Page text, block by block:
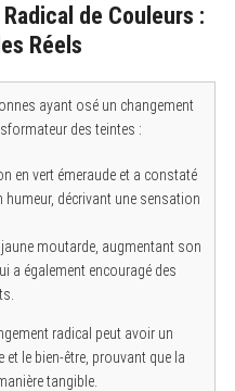
de Couleurs :
Réels
ayant osé un changement
des teintes :
en vert émeraude et a constaté
décrivant une sensation
moutarde, augmentant son
a également encouragé des
radical peut avoir un
le bien-être, prouvant que la
tangible.